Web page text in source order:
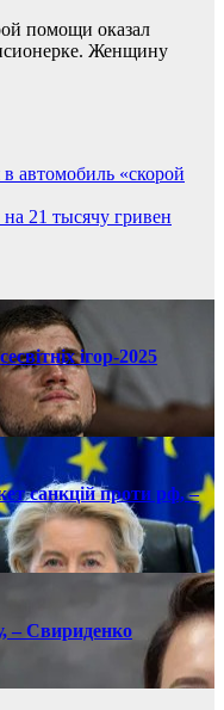
помощи оказал
Женщину
автомобиль «скорой
21 тысячу гривен
ігор-2025
санкцій проти рф, –
– Свириденко